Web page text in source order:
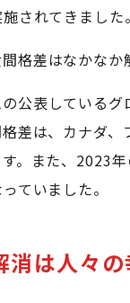
されてきました。
格差はなかなか
公表している
差は、カナダ
。また、2023
ていました。
消は人々